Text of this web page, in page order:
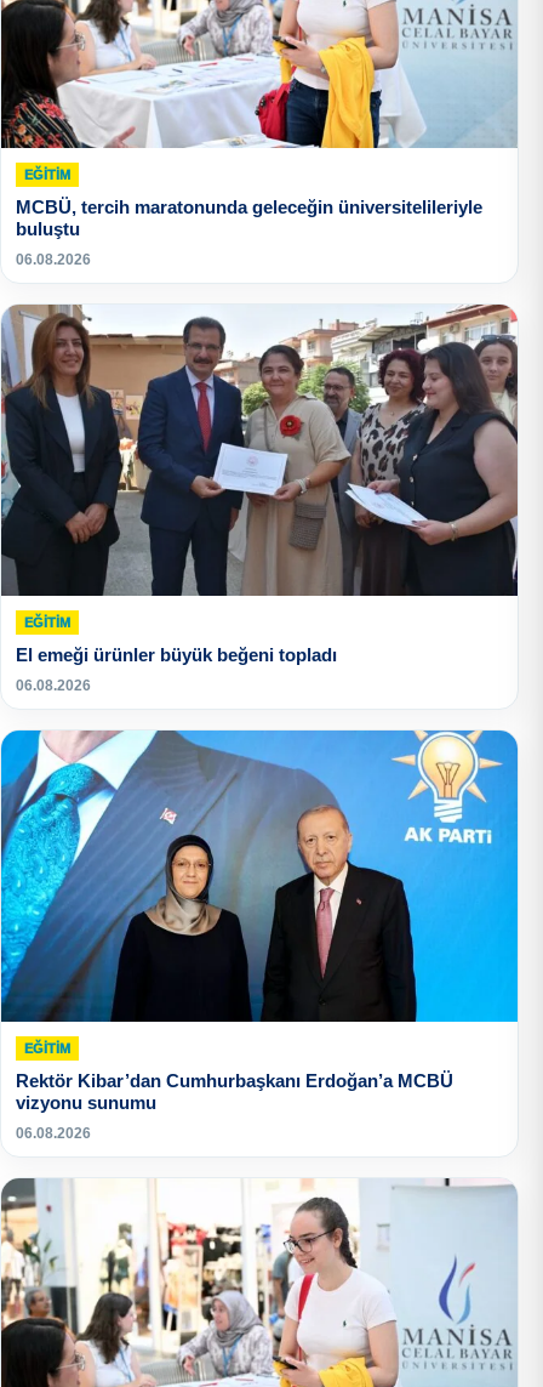
EĞITIM
MCBÜ, tercih maratonunda geleceğin üniversitelileriyle
buluştu
06.08.2026
EĞITIM
El emeği ürünler büyük beğeni topladı
06.08.2026
EĞITIM
Rektör Kibar’dan Cumhurbaşkanı Erdoğan’a MCBÜ
vizyonu sunumu
06.08.2026